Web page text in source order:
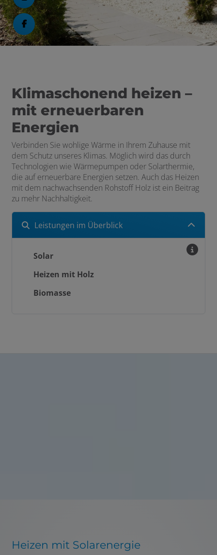
Klimaschonend heizen –
mit erneuerbaren
Energien
Verbinden Sie wohlige Wärme in Ihrem Zuhause mit
dem Schutz unseres Klimas. Möglich wird das durch
Technologien wie Wärmepumpen oder Solarthermie,
die auf erneuerbare Energien setzen. Auch das Heizen
mit dem nachwachsenden Rohstoff Holz ist ein Beitrag
zu mehr Nachhaltigkeit.
Leistungen im Überblick
Solar
Heizen mit Holz
Biomasse
Heizen mit Solarenergie
und schließen